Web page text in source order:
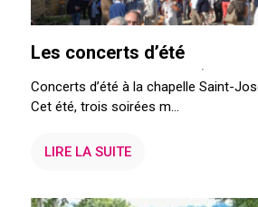
Les concerts d’été
Concerts d’été à la chapelle Saint-
Cet été, trois soirées m...
LIRE LA SUITE